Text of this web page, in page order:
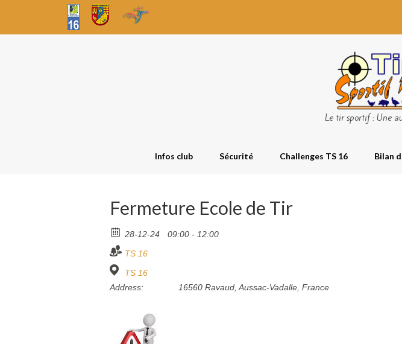
Le tir sportif : Une
Infos club Sécurité Challenges TS 16 Bilan
Fermeture Ecole de Tir
28-12-24
09:00 - 12:00
TS 16
TS 16
Address:
16560 Ravaud, Aussac-Vadalle, France